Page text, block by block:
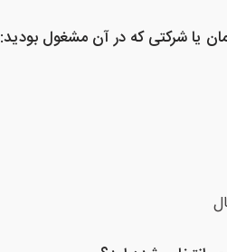
یا شرکتی که در آن مشغول بودید: